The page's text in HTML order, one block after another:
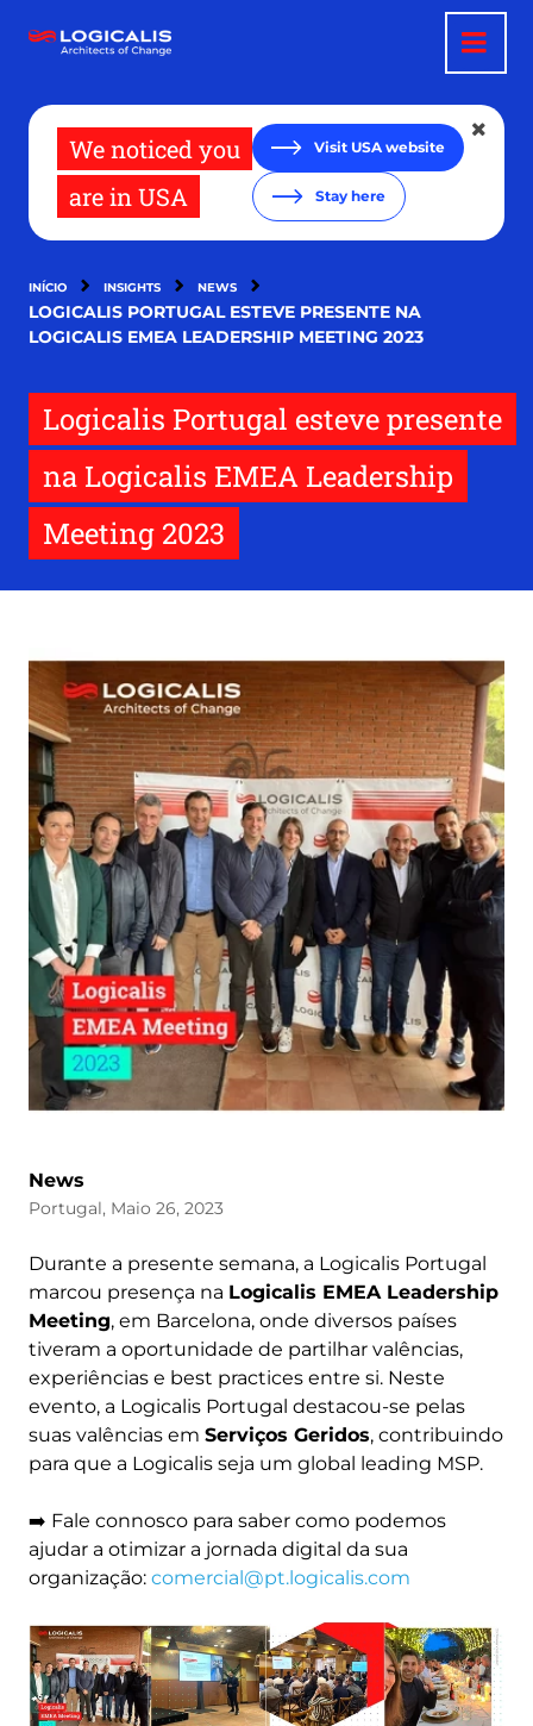
para
We noticed you
are in USA
Visit USA website
Stay here
INÍCIO INSIGHTS NEWS
LOGICALIS PORTUGAL ESTEVE PRESENTE NA
LOGICALIS EMEA LEADERSHIP MEETING 2023
Logicalis Portugal esteve presente
na Logicalis EMEA Leadership
Meeting 2023
News
Portugal, Maio 26, 2023
Durante a presente semana, a Logicalis Portugal
marcou presença na Logicalis EMEA Leadership
Meeting, em Barcelona, onde diversos países
tiveram a oportunidade de partilhar valências,
experiências e best practices entre si. Neste
evento, a Logicalis Portugal destacou-se pelas
suas valências em Serviços Geridos, contribuindo
para que a Logicalis seja um global leading MSP.
➡️ Fale connosco para saber como podemos
ajudar a otimizar a jornada digital da sua
organização: comercial@pt.logicalis.com
Image